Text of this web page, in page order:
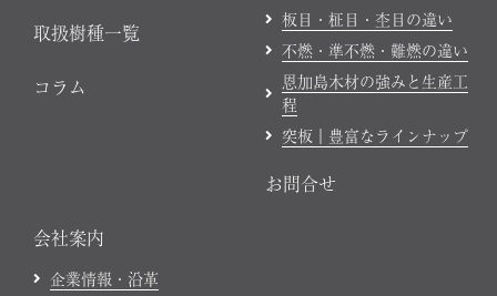
取扱樹種一覧
コラム
板目・柾目・杢目の違い
不燃・準不燃・難燃の違い
恩加島木材の強みと生産工
程
突板｜豊富なラインナップ
お問合せ
会社案内
企業情報・沿革